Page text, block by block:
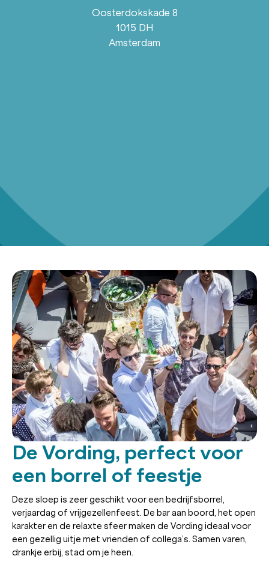
Oosterdokskade 8
1015 DH
Amsterdam
De Vording, perfect voor
een borrel of feestje
Deze sloep is zeer geschikt voor een bedrijfsborrel,
verjaardag of vrijgezellenfeest. De bar aan boord, het open
karakter en de relaxte sfeer maken de Vording ideaal voor
een gezellig uitje met vrienden of collega’s. Samen varen,
drankje erbij, stad om je heen.